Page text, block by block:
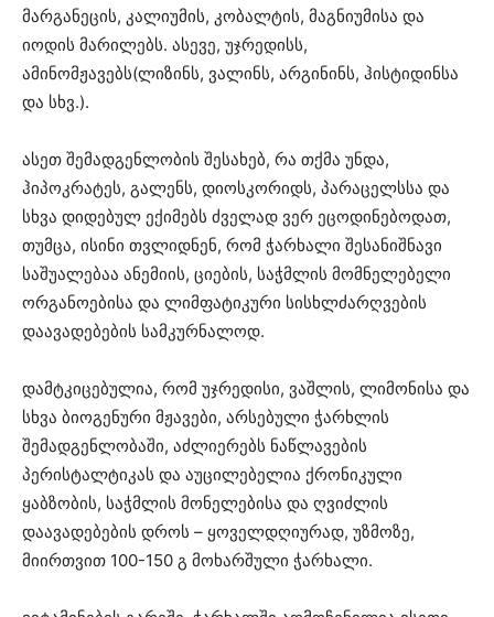
მარგანეცის, კალიუმის, კობალტის, მაგნიუმისა და
იოდის მარილებს. ასევე, უჯრედისს,
ამინომჟავებს(ლიზინს, ვალინს, არგინინს, ჰისტიდინსა
და სხვ.).
ასეთ შემადგენლობის შესახებ, რა თქმა უნდა,
ჰიპოკრატეს, გალენს, დიოსკორიდს, პარაცელსსა და
სხვა დიდებულ ექიმებს ძველად ვერ ეცოდინებოდათ,
თუმცა, ისინი თვლიდნენ, რომ ჭარხალი შესანიშნავი
საშუალებაა ანემიის, ციების, საჭმლის მომნელებელი
ორგანოებისა და ლიმფატიკური სისხლძარღვების
დაავადებების სამკურნალოდ.
დამტკიცებულია, რომ უჯრედისი, ვაშლის, ლიმონისა და
სხვა ბიოგენური მჟავები, არსებული ჭარხლის
შემადგენლობაში, აძლიერებს ნაწლავების
პერისტალტიკას და აუცილებელია ქრონიკული
ყაბზობის, საჭმლის მონელებისა და ღვიძლის
დაავადებების დროს – ყოველდღიურად, უზმოზე,
მიირთვით 100-150 გ მოხარშული ჭარხალი.